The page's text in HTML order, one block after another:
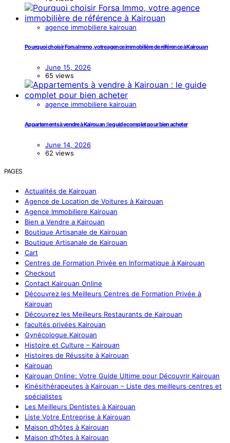
agence immobiliere kairouan
Pourquoi choisir Forsa Immo, votre agence immobilière de référence à Kairouan
June 15, 2026
65 views
agence immobiliere kairouan
Appartements à vendre à Kairouan : le guide complet pour bien acheter
June 14, 2026
62 views
PAGES
Actualités de Kairouan
Agence de Location de Voitures à Kairouan
Agence Immobiliere Kairouan
Bien a Vendre a Kairouan
Boutique Artisanale de Kairouan
Boutique Artisanale de Kairouan
Cart
Centres de Formation Privée en Informatique à Kairouan
Checkout
Contact Kairouan Online
Découvrez les Meilleurs Centres de Formation Privée à
Kairouan
Découvrez les Meilleurs Restaurants de Kairouan
facultés privées Kairouan
Gynécologue Kairouan
Histoire et Culture – Kairouan
Histoires de Réussite à Kairouan
Kairouan
Kairouan Online: Votre Guide Ultime pour Découvrir Kairouan
Kinésithérapeutes à Kairouan – Liste des meilleurs centres et
spécialistes
Les Meilleurs Dentistes à Kairouan
Liste Votre Entreprise à Kairouan
Maison d’hôtes à Kairouan
Maison d’hôtes à Kairouan